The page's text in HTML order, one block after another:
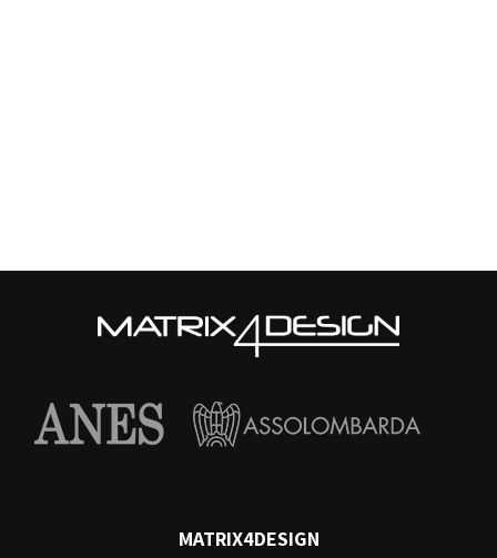
MATRIX4DESIGN